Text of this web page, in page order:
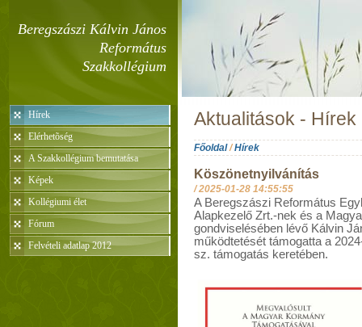
Beregszászi Kálvin János
Református
Szakkollégium
Hírek
Elérhetõség
A Szakkollégium bemutatása
Képek
Kollégiumi élet
Fórum
Felvételi adatlap 2012
Aktualitások - Hírek
Főoldal/Hírek
Köszönetnyilvánítás
/2025-01-28 14:55:55
A Beregszászi Református
Alapkezelő Zrt.-nek és a
gondviselésében lévő Kálvin
működtetését támogatta a
sz. támogatás keretében.